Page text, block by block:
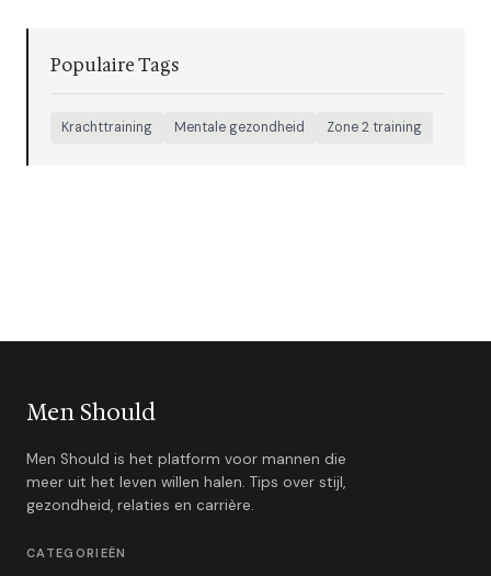
Populaire Tags
Krachttraining Mentale gezondheid Zone 2 training
Men Should
Men Should is het platform voor mannen die
meer uit het leven willen halen. Tips over stijl,
gezondheid, relaties en carrière.
CATEGORIEËN